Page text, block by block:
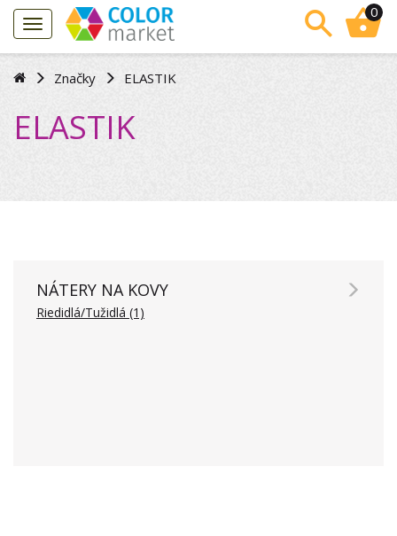
0
Značky ELASTIK
ELASTIK
NÁTERY NA KOVY
Riedidlá/Tužidlá (1)